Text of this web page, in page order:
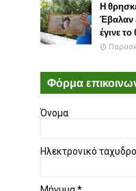
Η
Έβαλαν
έγινε
Φόρμα
Όνομα
Ηλεκτρονικό